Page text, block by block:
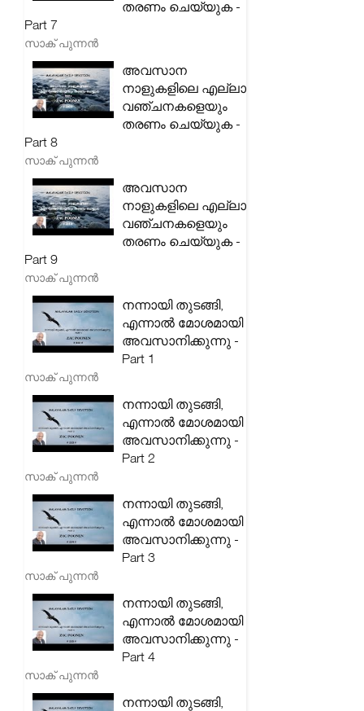
തരണം ചെയ്യുക -
Part 7
സാക് പുന്നൻ
അവസാന
നാളുകളിലെ എല്ലാ
വഞ്ചനകളെയും
തരണം ചെയ്യുക -
Part 8
സാക് പുന്നൻ
അവസാന
നാളുകളിലെ എല്ലാ
വഞ്ചനകളെയും
തരണം ചെയ്യുക -
Part 9
സാക് പുന്നൻ
നന്നായി തുടങ്ങി,
എന്നാൽ മോശമായി
അവസാനിക്കുന്നു -
Part 1
സാക് പുന്നൻ
നന്നായി തുടങ്ങി,
എന്നാൽ മോശമായി
അവസാനിക്കുന്നു -
Part 2
സാക് പുന്നൻ
നന്നായി തുടങ്ങി,
എന്നാൽ മോശമായി
അവസാനിക്കുന്നു -
Part 3
സാക് പുന്നൻ
നന്നായി തുടങ്ങി,
എന്നാൽ മോശമായി
അവസാനിക്കുന്നു -
Part 4
സാക് പുന്നൻ
നന്നായി തുടങ്ങി,